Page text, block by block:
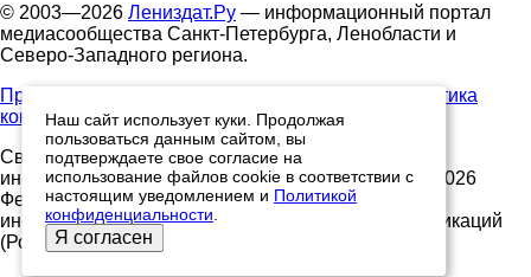
© 2003—2026 Лениздат.Ру — информационный портал
медиасообщества Санкт-Петербурга, Ленобласти и
Северо-Западного региона.
Правила использования содержания сайта.
Политика
конфиденциальности.
Свидетельство о регистрации средства массовой
информации ЭЛ №ФС77-91046, выданное 10.03.2026
Федеральной службой по надзору в сфере связи,
информационных технологий и массовых коммуникаций
(Роскомнадзор)
Наш сайт использует куки. Продолжая
пользоваться данным сайтом, вы
подтверждаете свое согласие на
использование файлов cookie в соответствии с
настоящим уведомлением и Политикой
конфиденциальности
Я согласен